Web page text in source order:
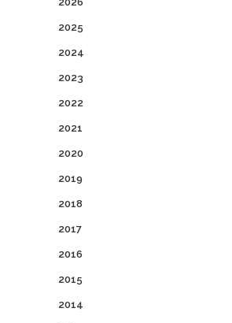
2025
2024
2023
2022
2021
2020
2019
2018
2017
2016
2015
2014